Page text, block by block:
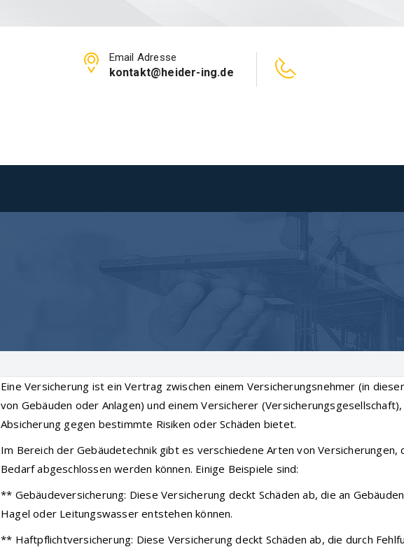
Email Adresse
kontakt@heider-ing.de
Eine Versicherung ist ein Vertrag zwischen einem Versicherungsnehmer (in
von Gebäuden oder Anlagen) und einem Versicherer
Absicherung gegen bestimmte Risiken oder Schäden bietet.
Im Bereich der Gebäudetechnik gibt es verschiedene Arten von Versicherungen,
Bedarf abgeschlossen werden können. Einige Beispiele sind:
** Gebäudeversicherung: Diese Versicherung deckt Schäden ab, die an
Hagel oder Leitungswasser entstehen können.
** Haftpflichtversicherung: Diese Versicherung deckt Schäden ab, die durch